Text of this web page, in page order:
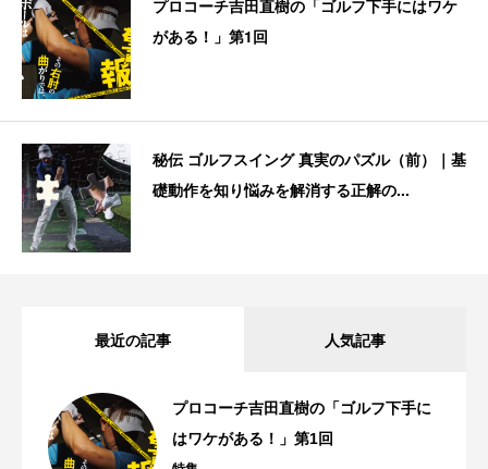
プロコーチ吉田直樹の「ゴルフ下手にはワケ
がある！」第1回
秘伝 ゴルフスイング 真実のパズル（前）｜基
礎動作を知り悩みを解消する正解の...
最近の記事 人気記事
プロコーチ吉田直樹の「ゴルフ下手に
はワケがある！」第1回